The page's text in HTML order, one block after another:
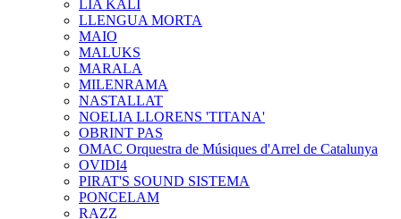
LIA KALI
LLENGUA MORTA
MAIO
MALUKS
MARALA
MILENRAMA
NASTALLAT
NOELIA LLORENS 'TITANA'
OBRINT PAS
OMAC Orquestra de Músiques d'Arrel de Catalunya
OVIDI4
PIRAT'S SOUND SISTEMA
PONCELAM
RAZZ